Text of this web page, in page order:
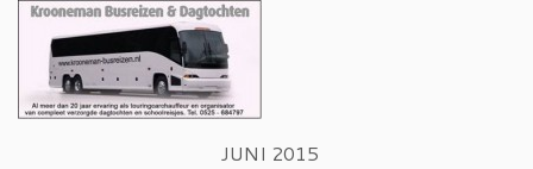
JUNI 2015